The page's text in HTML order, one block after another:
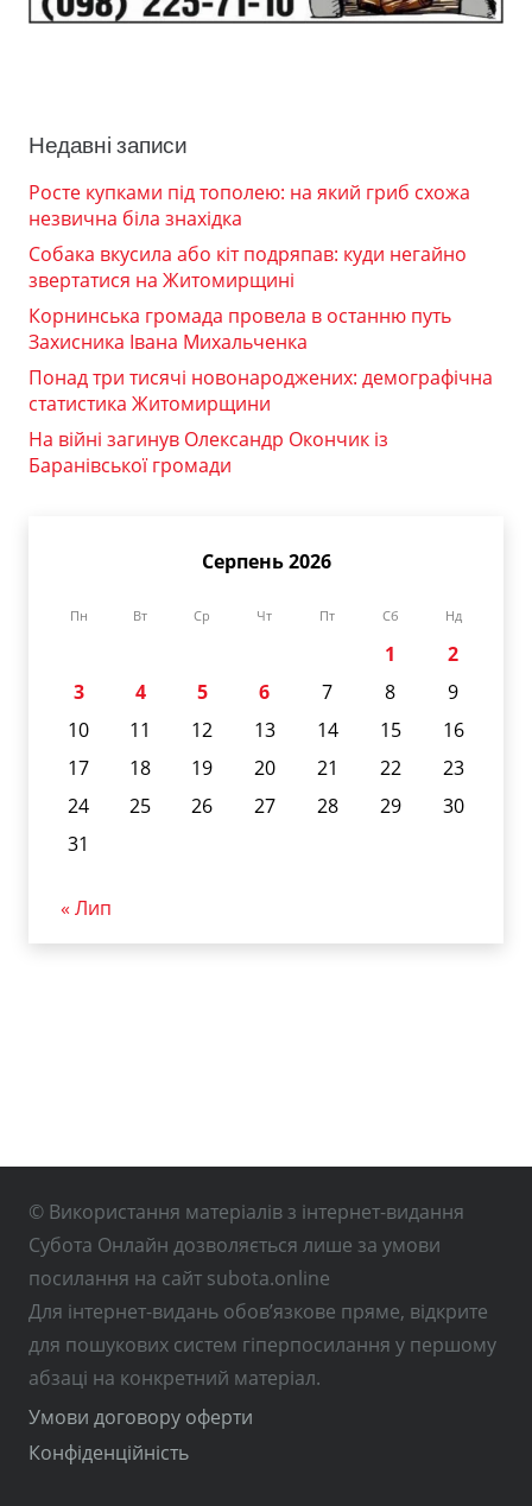
Недавні записи
Росте купками під тополею: на який гриб схожа
незвична біла знахідка
Собака вкусила або кіт подряпав: куди негайно
звертатися на Житомирщині
Корнинська громада провела в останню путь
Захисника Івана Михальченка
Понад три тисячі новонароджених: демографічна
статистика Житомирщини
На війні загинув Олександр Окончик із
Баранівської громади
Серпень 2026
Пн Вт Ср Чт Пт Сб Нд
1
2
3
4 5 6 7 8
9
10
11 12 13 14 15
16
17
18 19 20 21 22
23
24
25 26 27 28 29
30
31
« Лип
© Використання матеріалів з інтернет-видання
Субота Онлайн дозволяється лише за умови
посилання на сайт subota.online
Для інтернет-видань обов’язкове пряме, відкрите
для пошукових систем гіперпосилання у першому
абзаці на конкретний матеріал.
Умови договору оферти
Конфіденційність